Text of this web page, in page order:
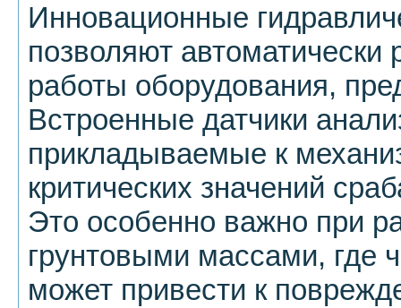
Инновационные
позволяют автоматически
работы оборудования,
Встроенные датчики
прикладываемые к
критических значений
Это особенно важно при
грунтовыми массами, где
может привести к